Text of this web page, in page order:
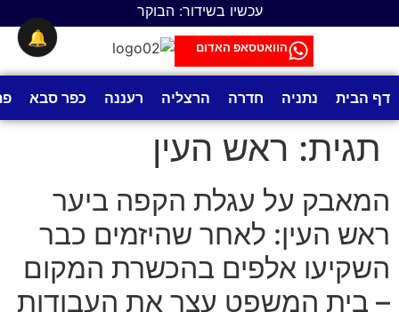
עכשיו בשידור: הבוקר
הוואטסאפ האדום
דף הבית נתניה חדרה הרצליה רעננה כפר סבא
תגית: ראש העין
המאבק על עגלת הקפה ביער
ראש העין: לאחר שהיזמים כבר
השקיעו אלפים בהכשרת המקום
– בית המשפט עצר את העבודות
🔔